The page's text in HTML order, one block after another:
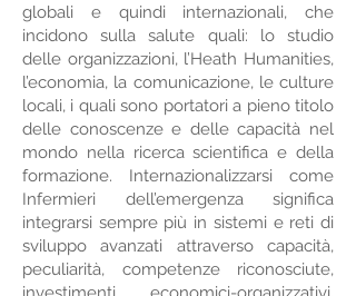
globali e quindi internazionali, che
incidono sulla salute quali: lo studio
delle organizzazioni, l’Heath Humanities,
l’economia, la comunicazione, le culture
locali, i quali sono portatori a pieno titolo
delle conoscenze e delle capacità nel
mondo nella ricerca scientifica e della
formazione. Internazionalizzarsi come
Infermieri dell’emergenza significa
integrarsi sempre più in sistemi e reti di
sviluppo avanzati attraverso capacità,
peculiarità, competenze riconosciute,